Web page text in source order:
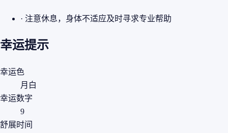
· 注意休息，身体不适应及时寻求专业帮助
幸运提示
幸运色
月白
幸运数字
9
舒展时间